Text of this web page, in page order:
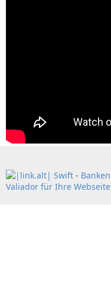
Swift - Banken
Valiador für Ihre Webseite